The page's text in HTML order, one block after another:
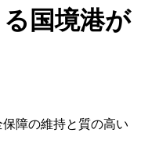
国境港が
障の維持と質の高い